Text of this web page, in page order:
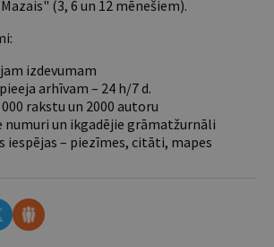
(3, 6 un 12 mēnešiem).
izdevumam
arhīvam – 24 h/7 d.
rakstu un 2000 autoru
numuri un ikgadējie grāmatžurnāli
iespējas – piezīmes, citāti, mapes